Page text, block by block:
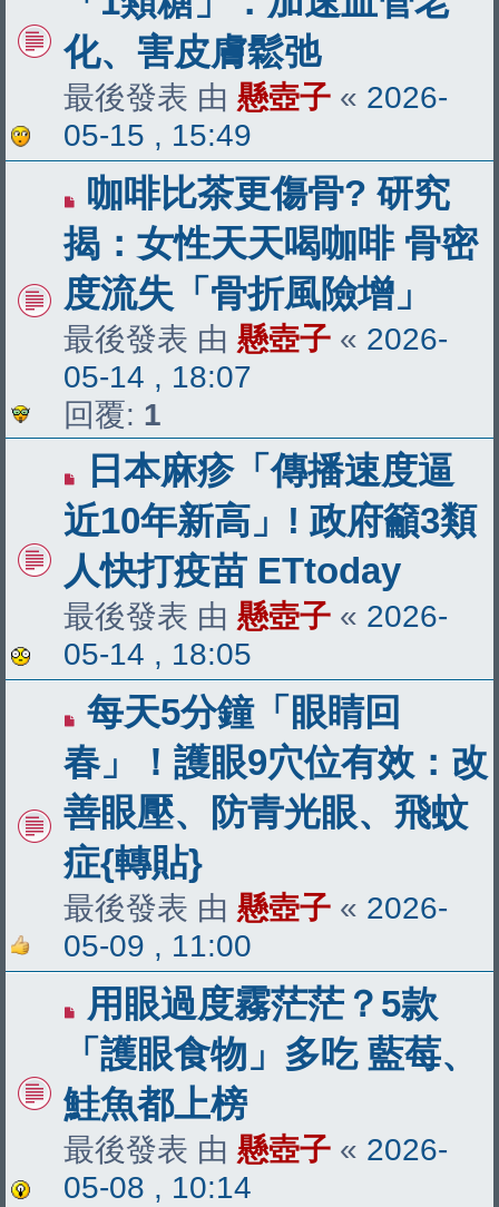
化、害皮膚鬆弛
最後發表 由 懸壺子 « 2026-
05-15 , 15:49
咖啡比茶更傷骨? 研究
揭：女性天天喝咖啡 骨密
度流失「骨折風險增」
最後發表 由 懸壺子 « 2026-
05-14 , 18:07
回覆: 1
日本麻疹「傳播速度逼
近10年新高」! 政府籲3類
人快打疫苗 ETtoday
最後發表 由 懸壺子 « 2026-
05-14 , 18:05
每天5分鐘「眼睛回
春」！護眼9穴位有效：改
善眼壓、防青光眼、飛蚊
症{轉貼}
最後發表 由 懸壺子 « 2026-
05-09 , 11:00
用眼過度霧茫茫？5款
「護眼食物」多吃 藍莓、
鮭魚都上榜
最後發表 由 懸壺子 « 2026-
05-08 , 10:14